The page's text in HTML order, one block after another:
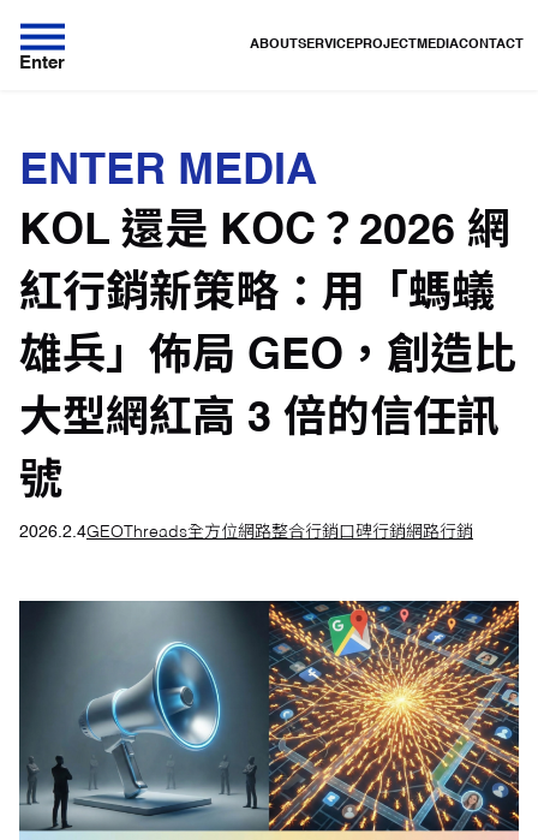
Enter
ABOUT SERVICEPROJECT MEDIACONTACT
ENTER MEDIA
KOL 還是 KOC？2026 網
紅行銷新策略：用「螞蟻
雄兵」佈局 GEO，創造比
大型網紅高 3 倍的信任訊
號
2026.2.4GEO Threads全方位網路整合行銷 口碑行銷網路行銷